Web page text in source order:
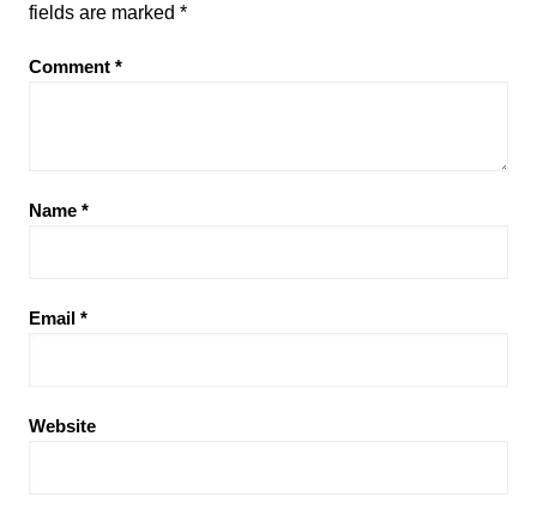
fields are marked *
Comment *
Name *
Email *
Website